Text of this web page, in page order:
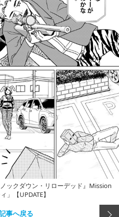
ックダウン・リローデッド』Mission
」【UPDATE】
事へ戻る